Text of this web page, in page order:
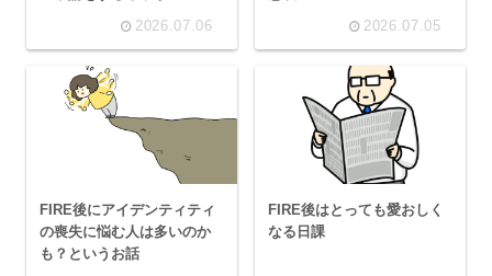
2026.07.06
2026.07.05
FIRE後にアイデンティティ
の喪失に悩む人は多いのか
も？というお話
FIRE後はとっても愛おしく
なる日課